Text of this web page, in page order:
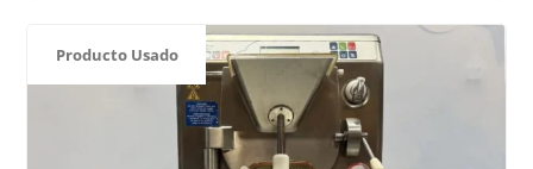
Producto Usado